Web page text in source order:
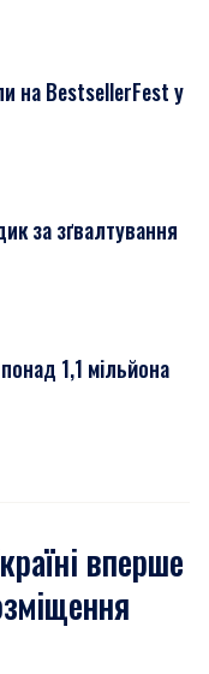
на BestsellerFest у
за зґвалтування
1,1 мільйона
вперше